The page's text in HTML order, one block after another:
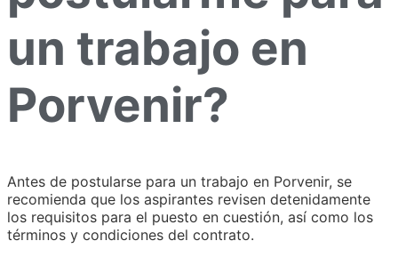
un trabajo en
Porvenir?
Antes de postularse para un trabajo en Porvenir, se
recomienda que los aspirantes revisen detenidamente
los requisitos para el puesto en cuestión, así como los
términos y condiciones del contrato.